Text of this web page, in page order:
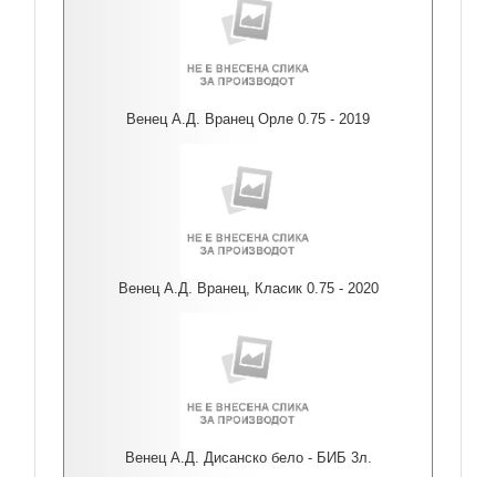
Венец А.Д. Вранец Орле 0.75 - 2019
Венец А.Д. Вранец, Класик 0.75 - 2020
Венец А.Д. Дисанско бело - БИБ 3л.